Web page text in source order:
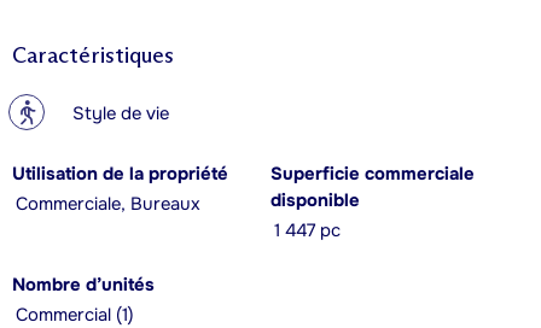
Caractéristiques
? Style de vie
Utilisation de la propriété
Commerciale, Bureaux
Superficie commerciale
disponible
1 447 pc
Nombre d’unités
Commercial (1)